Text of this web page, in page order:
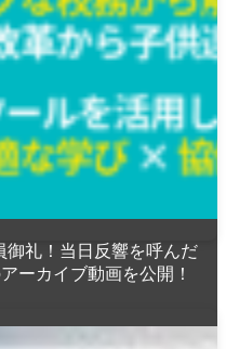
御礼！当日反響を呼んだ
ーカイブ動画を公開！